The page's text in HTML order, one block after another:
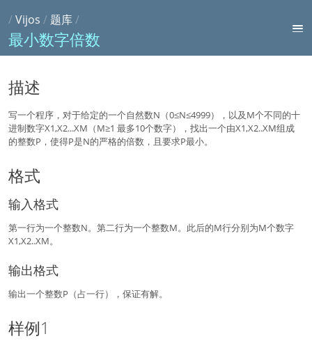
/Vijos / 题库/
最小数字倍数
描述
写一个程序，对于给定的一个自然数N（0≤N≤4999），以及M个不同的十
进制数字X1,X2...XM（M≥1 最多10个数字），找出一个由X1,X2..XM组成
的整数P，使得P是N的严格的倍数，且要求P最小。
格式
输入格式
第一行为一个整数N。第二行为一个整数M。此后的M行分别为M个数字
X1,X2..XM。
输出格式
输出一个整数P（占一行），保证有解。
样例1